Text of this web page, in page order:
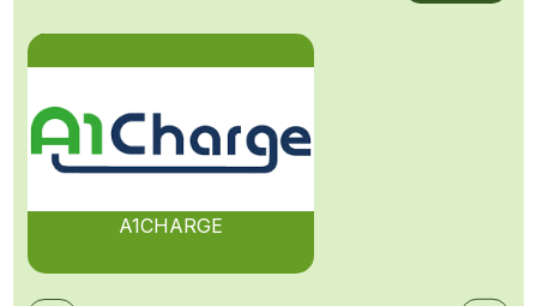
A1CHARGE